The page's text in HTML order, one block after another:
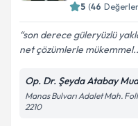
5 (46
son derece güleryüzlü
net çözümlerle
Op. Dr. Şeyda Atabay
Manas Bulvarı Adalet Mah.
2210